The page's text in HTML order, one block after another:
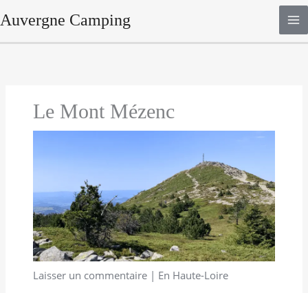
au
Auvergne Camping
Le Mont Mézenc
Laisser un commentaire | En Haute-Loire